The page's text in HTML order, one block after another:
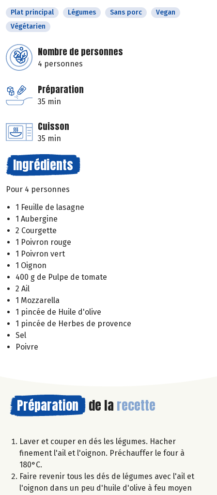
Plat principal Légumes Sans porc
Vegan
Végétarien
Nombre de personnes
4 personnes
Préparation
35 min
Cuisson
35 min
Ingrédients
Pour 4 personnes
1 Feuille de lasagne
1 Aubergine
2 Courgette
1 Poivron rouge
1 Poivron vert
1 Oignon
400 g de Pulpe de tomate
2 Ail
1 Mozzarella
1 pincée de Huile d'olive
1 pincée de Herbes de provence
Sel
Poivre
Préparation de la recette
Laver et couper en dés les légumes. Hacher
finement l'ail et l'oignon. Préchauffer le four à
180°C.
Faire revenir tous les dés de légumes avec l'ail et
l'oignon dans un peu d'huile d'olive à feu moyen